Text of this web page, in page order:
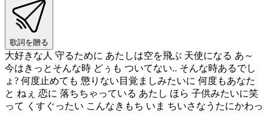
歌詞を贈る
大好きな人 守るために あたしは空を飛ぶ 天使になる あ～
今はきっとそんな時 どぅも ついてない.. そんな時あるでし
ょ? 何度止めても 懲りない目覚ましみたいに 何度もあなた
と ねぇ 恋に 落ちちゃっている あたし ほら 子供みたいに笑
って くすぐったい こんなきもち いま ちいさなうたにかわっ